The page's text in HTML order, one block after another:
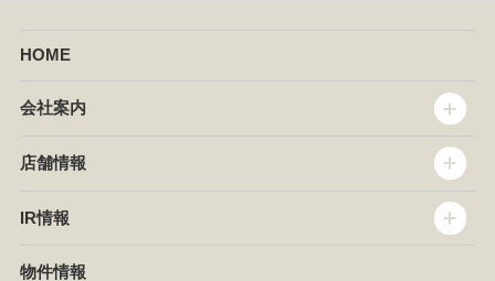
HOME
会社案内
企業情報
セントラルキッチン
店舗情報
椿屋珈琲
IR情報
物件情報